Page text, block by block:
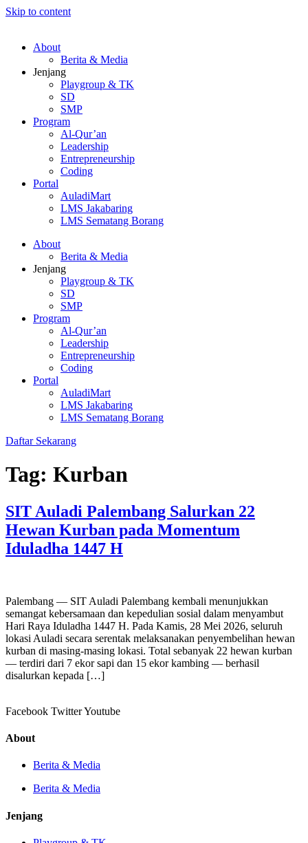
Skip to content
About
Berita & Media
Jenjang
Playgroup & TK
SD
SMP
Program
Al-Qur’an
Leadership
Entrepreneurship
Coding
Portal
AuladiMart
LMS Jakabaring
LMS Sematang Borang
About
Berita & Media
Jenjang
Playgroup & TK
SD
SMP
Program
Al-Qur’an
Leadership
Entrepreneurship
Coding
Portal
AuladiMart
LMS Jakabaring
LMS Sematang Borang
Daftar Sekarang
Tag: Kurban
SIT Auladi Palembang Salurkan 22
Hewan Kurban pada Momentum
Iduladha 1447 H
Palembang — SIT Auladi Palembang kembali menunjukkan
semangat kebersamaan dan kepedulian sosial dalam menyambut
Hari Raya Iduladha 1447 H. Pada Kamis, 28 Mei 2026, seluruh
lokasi Auladi secara serentak melaksanakan penyembelihan hewan
kurban di masing-masing lokasi. Total sebanyak 22 hewan kurban
— terdiri dari 7 ekor sapi dan 15 ekor kambing — berhasil
disalurkan kepada […]
Facebook TwitterYoutube
About
Berita & Media
Berita & Media
Jenjang